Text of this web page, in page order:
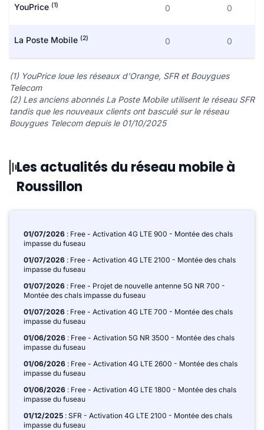
YouPrice (1) 0 0
La Poste Mobile (2) 0 0
(1) YouPrice loue les réseaux d'Orange, SFR et Bouygues
Telecom
(2) Les anciens abonnés La Poste Mobile utilisent le réseau SFR
tandis que les nouveaux clients ont basculé sur le réseau
Bouygues Telecom depuis le 01/10/2025
Les actualités du réseau mobile à
Roussillon
01/07/2026 : Free - Activation 4G LTE 900 - Montée des chals
impasse du fuseau
01/07/2026 : Free - Activation 4G LTE 2100 - Montée des chals
impasse du fuseau
01/07/2026 : Free - Projet de nouvelle antenne 5G NR 700 -
Montée des chals impasse du fuseau
01/07/2026 : Free - Activation 4G LTE 700 - Montée des chals
impasse du fuseau
01/06/2026 : Free - Activation 5G NR 3500 - Montée des chals
impasse du fuseau
01/06/2026 : Free - Activation 4G LTE 2600 - Montée des chals
impasse du fuseau
01/06/2026 : Free - Activation 4G LTE 1800 - Montée des chals
impasse du fuseau
01/12/2025 : SFR - Activation 4G LTE 2100 - Montée des chals
impasse du fuseau